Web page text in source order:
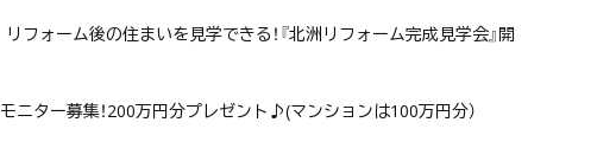
ォーム後の住まいを見学できる！『北洲リフォーム完成見学会』開
ニター募集！200万円分プレゼント♪(マンションは100万円分）